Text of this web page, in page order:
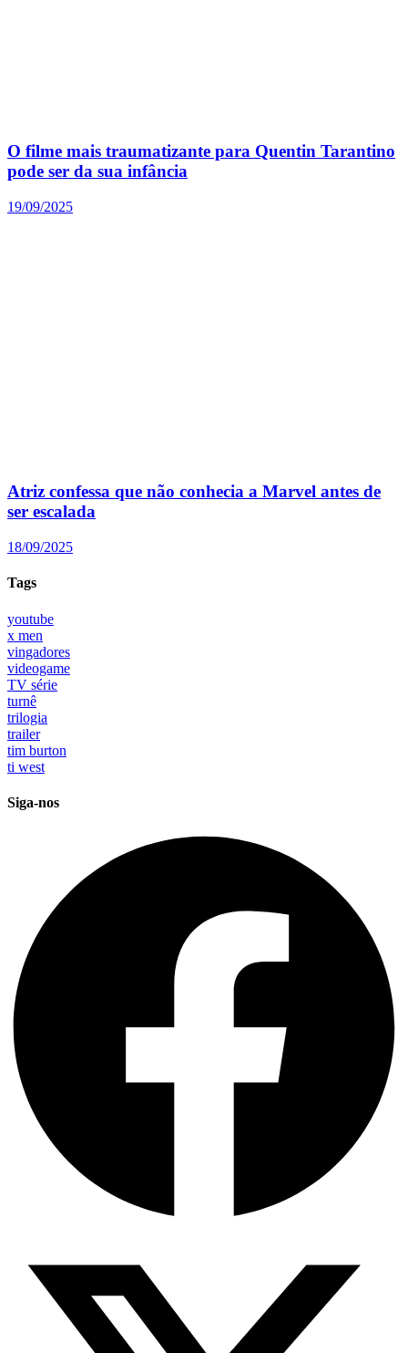
O filme mais traumatizante para Quentin Tarantino
pode ser da sua infância
19/09/2025
Atriz confessa que não conhecia a Marvel antes de
ser escalada
18/09/2025
Tags
youtube
x men
vingadores
videogame
TV série
turnê
trilogia
trailer
tim burton
ti west
Siga-nos